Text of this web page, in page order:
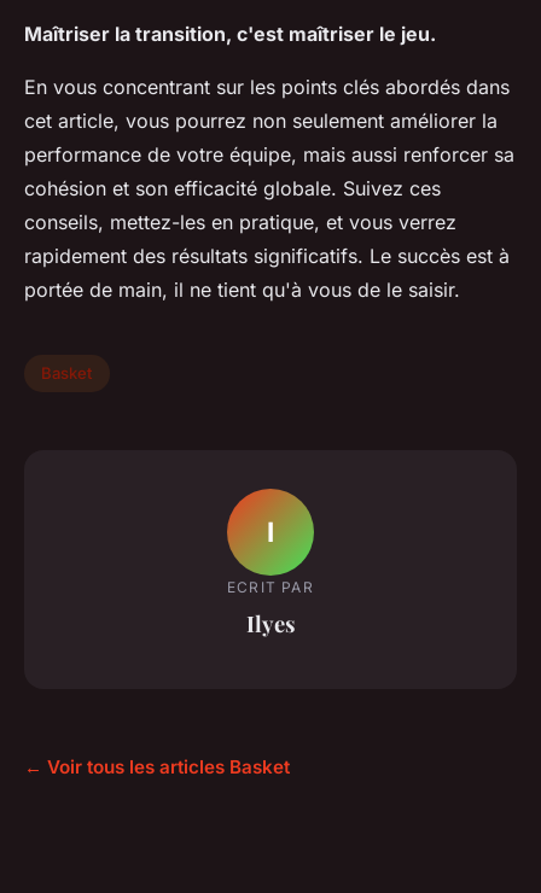
Maîtriser la transition, c'est maîtriser le jeu.
En vous concentrant sur les points clés abordés dans
cet article, vous pourrez non seulement améliorer la
performance de votre équipe, mais aussi renforcer sa
cohésion et son efficacité globale. Suivez ces
conseils, mettez-les en pratique, et vous verrez
rapidement des résultats significatifs. Le succès est à
portée de main, il ne tient qu'à vous de le saisir.
Basket
I
ECRIT PAR
Ilyes
← Voir tous les articles Basket